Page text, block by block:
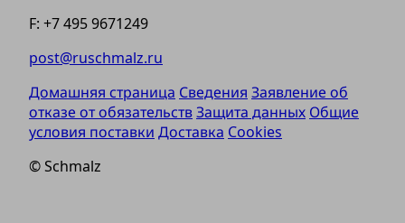
F: +7 495 9671249
post@ruschmalz.ru
Домашняя страница Сведения Заявление об
отказе от обязательствЗащита данных Общие
условия поставки Доставка Cookies
© Schmalz